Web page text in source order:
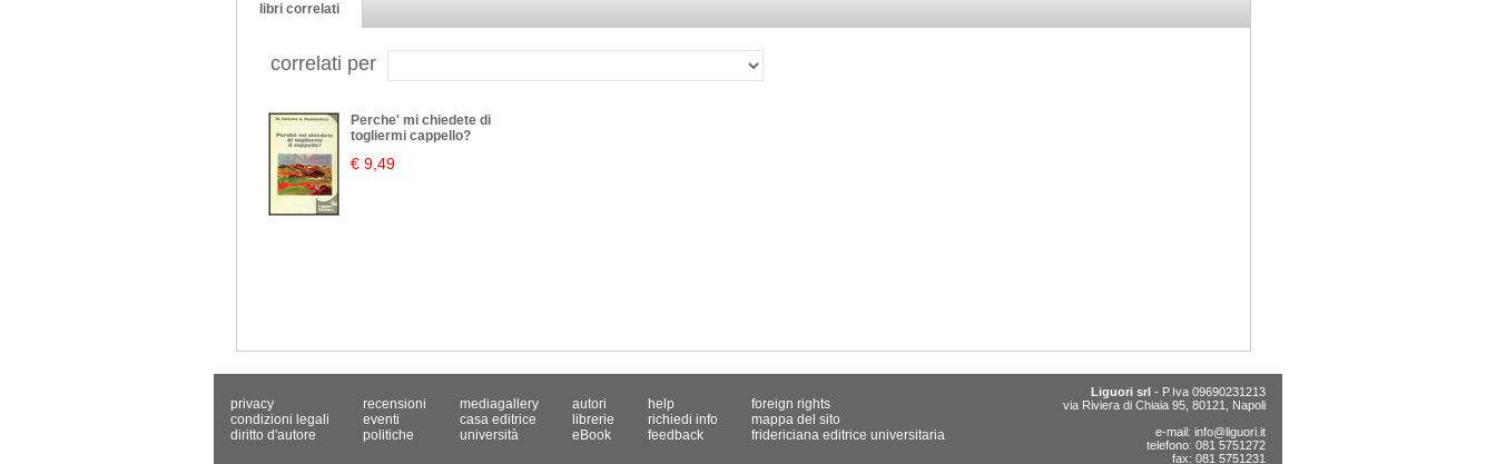
libri correlati
correlati per
Perche' mi chiedete di
togliermi cappello?
€ 9,49
privacy
condizioni legali
diritto d'autore
recensioni
eventi
politiche
mediagallery
casa editrice
università
autori
librerie
eBook
help
richiedi info
feedback
foreign rights
mappa del sito
fridericiana editrice universitaria
Liguori srl - P.Iva 09690231213
via Riviera di Chiaia 95, 80121, Napoli
e-mail: info@liguori.it
telefono: 081 5751272
fax: 081 5751231